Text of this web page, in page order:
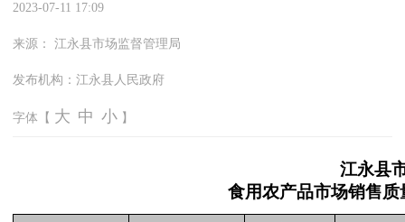
2023-07-11 17:09
来源： 江永县市场监督管理局
发布机构： 江永县人民政府
字体【 大 中 小 】
江永县
食用农产品市场销售